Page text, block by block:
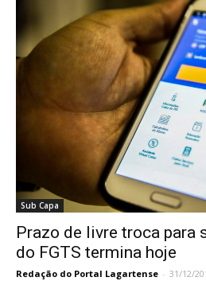
Sub Capa
Prazo de livre troca para
do FGTS termina hoje
Redação do Portal Lagartense - 31/12/